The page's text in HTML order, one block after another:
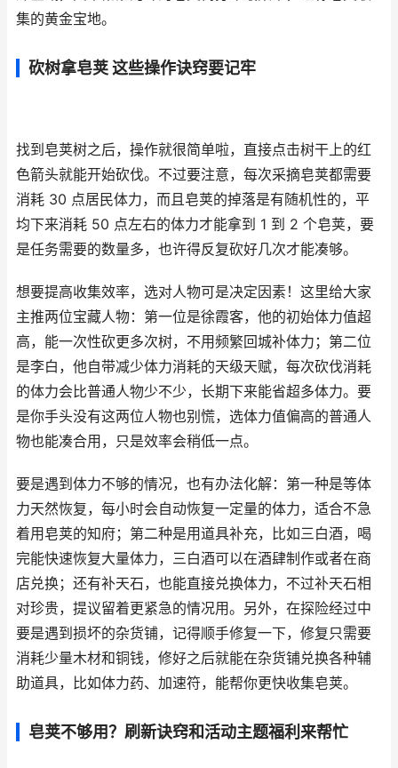
集的黄金宝地。
砍树拿皂荚 这些操作诀窍要记牢
找到皂荚树之后，操作就很简单啦，直接点击树干上的红
色箭头就能开始砍伐。不过要注意，每次采摘皂荚都需要
消耗 30 点居民体力，而且皂荚的掉落是有随机性的，平
均下来消耗 50 点左右的体力才能拿到 1 到 2 个皂荚，要
是任务需要的数量多，也许得反复砍好几次才能凑够。
想要提高收集效率，选对人物可是决定因素！这里给大家
主推两位宝藏人物：第一位是徐霞客，他的初始体力值超
高，能一次性砍更多次树，不用频繁回城补体力；第二位
是李白，他自带减少体力消耗的天级天赋，每次砍伐消耗
的体力会比普通人物少不少，长期下来能省超多体力。要
是你手头没有这两位人物也别慌，选体力值偏高的普通人
物也能凑合用，只是效率会稍低一点。
要是遇到体力不够的情况，也有办法化解：第一种是等体
力天然恢复，每小时会自动恢复一定量的体力，适合不急
着用皂荚的知府；第二种是用道具补充，比如三白酒，喝
完能快速恢复大量体力，三白酒可以在酒肆制作或者在商
店兑换；还有补天石，也能直接兑换体力，不过补天石相
对珍贵，提议留着更紧急的情况用。另外，在探险经过中
要是遇到损坏的杂货铺，记得顺手修复一下，修复只需要
消耗少量木材和铜钱，修好之后就能在杂货铺兑换各种辅
助道具，比如体力药、加速符，能帮你更快收集皂荚。
皂荚不够用？刷新诀窍和活动主题福利来帮忙